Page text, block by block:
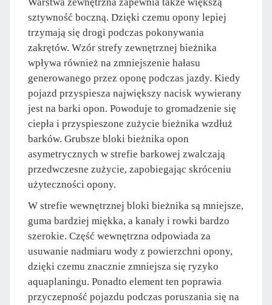
sztywność boczną. Dzięki czemu opony lepiej
trzymają się drogi podczas pokonywania
zakrętów. Wzór strefy zewnętrznej bieżnika
wpływa również na zmniejszenie hałasu
generowanego przez oponę podczas jazdy. Kiedy
pojazd przyspiesza największy nacisk wywierany
jest na barki opon. Powoduje to gromadzenie się
ciepła i przyspieszone zużycie bieżnika wzdłuż
barków. Grubsze bloki bieżnika opon
asymetrycznych w strefie barkowej zwalczają
przedwczesne zużycie, zapobiegając skróceniu
użyteczności opony.
W strefie wewnętrznej bloki bieżnika są mniejsze,
guma bardziej miękka, a kanały i rowki bardzo
szerokie. Część wewnętrzna odpowiada za
usuwanie nadmiaru wody z powierzchni opony,
dzięki czemu znacznie zmniejsza się ryzyko
aquaplaningu. Ponadto element ten poprawia
przyczepność pojazdu podczas poruszania się na